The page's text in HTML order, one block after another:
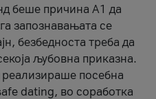
беше причина А1 да
запознавањата се
безбедноста треба да
љубовна приказна.
реализираше посебна
dating, во соработка